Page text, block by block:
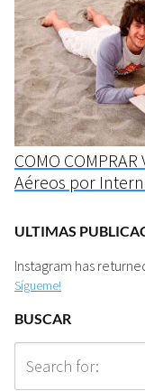
COMO
Aéreos por
ULTIMAS
Instagram has
Sígueme!
BUSCAR